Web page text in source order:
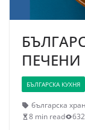
БЪЛГАРСКА КУХНЯ
българска
8 min read